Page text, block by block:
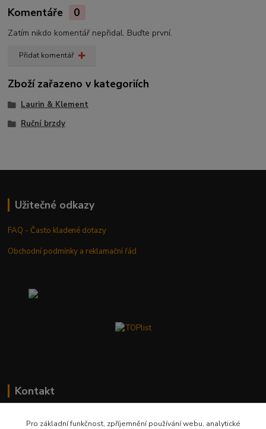
Komentáře 0
Zatím nikdo komentář nepřidal. Buďte první.
Přidat komentář
Zboží zařazeno v kategoriích
Laurin & Klement
Ruční brzdy
Užitečné odkazy
FAQ - Často kladené dotazy
Obchodní podmínky a reklamační řád
Kontakt
+420 603 411 581
Pro základní funkčnost, zpříjemnění používání webu, analytické